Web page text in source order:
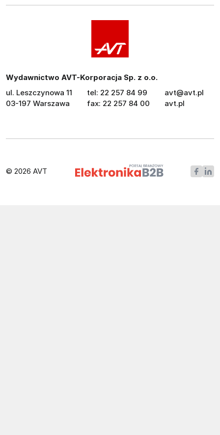
Wydawnictwo AVT-Korporacja Sp. z o.o.
ul. Leszczynowa 11
03-197 Warszawa
tel: 22 257 84 99
fax: 22 257 84 00
avt@avt.pl
avt.pl
© 2026 AVT